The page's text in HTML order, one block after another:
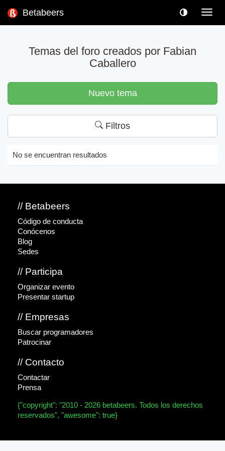
Betabeers
Temas del foro creados por Fabian
Caballero
Nuevo tema
Filtros
No se encuentran resultados
// Betabeers
Código de conducta
Conócenos
Blog
Sedes
// Participa
Organizar evento
Presentar startup
// Empresas
Buscar programadores
Patrocinar
// Contacto
Contactar
Prensa
{"copyright": "2010 - 2026 betabeers. Todos los derechos
reservados", "awesome": true}